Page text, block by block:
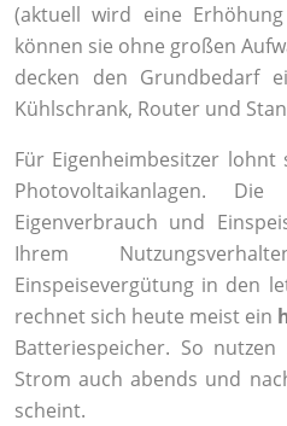
(aktuell wird eine
können sie ohne großen
decken den Grundbedarf
Kühlschrank, Router und
Für Eigenheimbesitzer
Photovoltaikanlagen. Die
Eigenverbrauch und
Ihrem
Einspeisevergütung in den
rechnet sich heute meist ein
Batteriespeicher. So
Strom auch abends und
scheint.